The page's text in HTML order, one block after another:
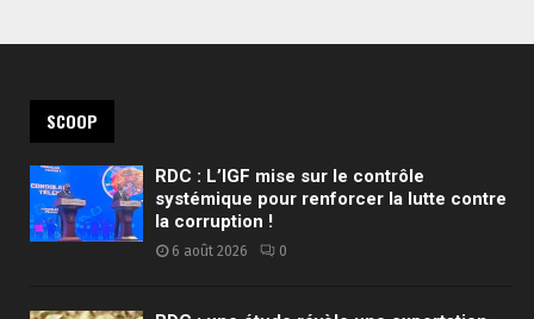
SCOOP
RDC : L’IGF mise sur le contrôle
systémique pour renforcer la lutte contre
la corruption !
6 août 2026 0